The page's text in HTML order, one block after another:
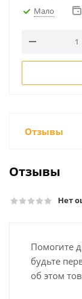
Мало
Отзывы
Отзывы
Нет
Помогите
будьте
об этом